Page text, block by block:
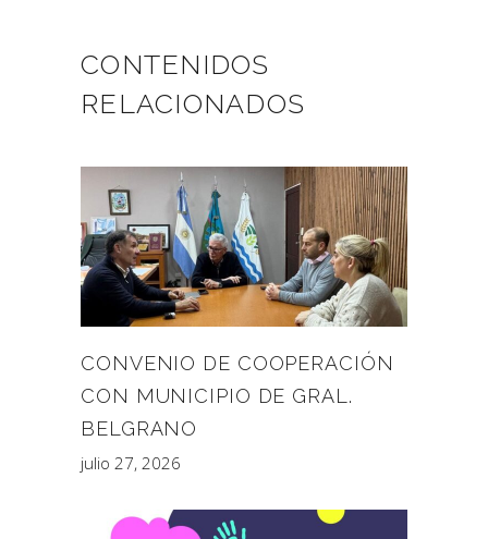
CONTENIDOS
RELACIONADOS
CONVENIO DE COOPERACIÓN
CON MUNICIPIO DE GRAL.
BELGRANO
julio 27, 2026